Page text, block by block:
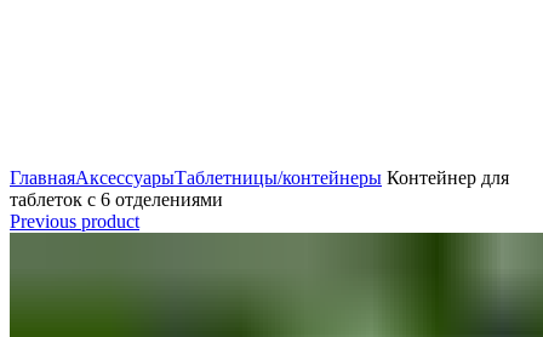
ГлавнаяАксессуарыТаблетницы/контейнеры Контейнер для
таблеток с 6 отделениями
Previous product